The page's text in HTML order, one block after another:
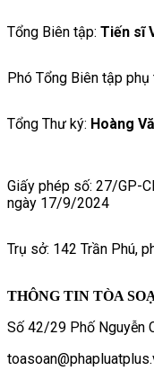
Tổng Biên tập: Tiến sĩ
Phó Tổng Biên tập phụ
Tổng Thư ký: Hoàng
Giấy phép số: 27/GP-
ngày 17/9/2024
Trụ sở: 142 Trần Phú,
THÔNG TIN TÒA
Số 42/29 Phố Nguyễn